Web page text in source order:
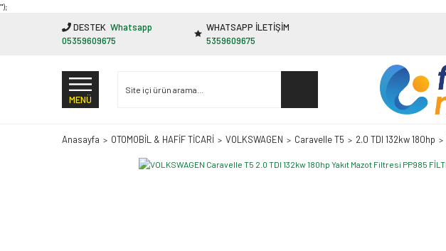
"');
DESTEK Whatsapp
05359609675
WHATSAPP İLETİŞİM
5359609675
MENÜ
Anasayfa OTOMOBİL & HAFİF TİCARİ VOLKSWAGEN Caravelle T5 2.0 TDI 132kw 180hp